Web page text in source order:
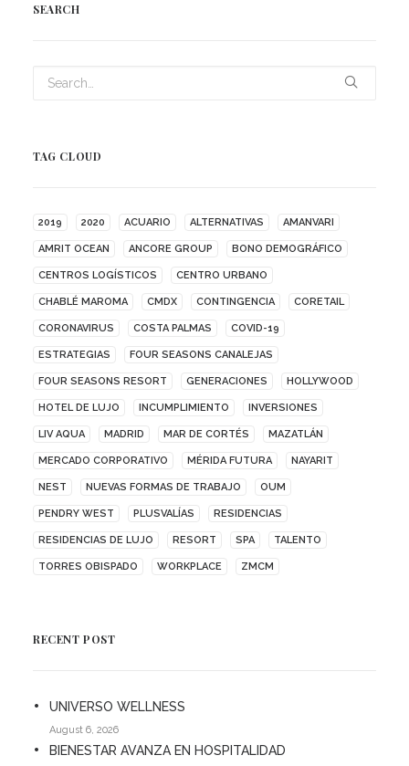
SEARCH
TAG CLOUD
2019 2020 ACUARIO ALTERNATIVAS AMANVARI
AMRIT OCEAN ANCORE GROUP BONO DEMOGRÁFICO
CENTROS LOGÍSTICOS CENTRO URBANO
CHABLÉ MAROMA CMDX CONTINGENCIA CORETAIL
CORONAVIRUS COSTA PALMAS COVID-19
ESTRATEGIAS FOUR SEASONS CANALEJAS
FOUR SEASONS RESORT GENERACIONES HOLLYWOOD
HOTEL DE LUJO INCUMPLIMIENTO INVERSIONES
LIV AQUA MADRID MAR DE CORTÉS MAZATLÁN
MERCADO CORPORATIVO MÉRIDA FUTURA NAYARIT
NEST NUEVAS FORMAS DE TRABAJO OUM
PENDRY WEST PLUSVALÍAS RESIDENCIAS
RESIDENCIAS DE LUJO RESORT SPA TALENTO
TORRES OBISPADO WORKPLACE ZMCM
RECENT POST
UNIVERSO WELLNESS
August 6, 2026
BIENESTAR AVANZA EN HOSPITALIDAD